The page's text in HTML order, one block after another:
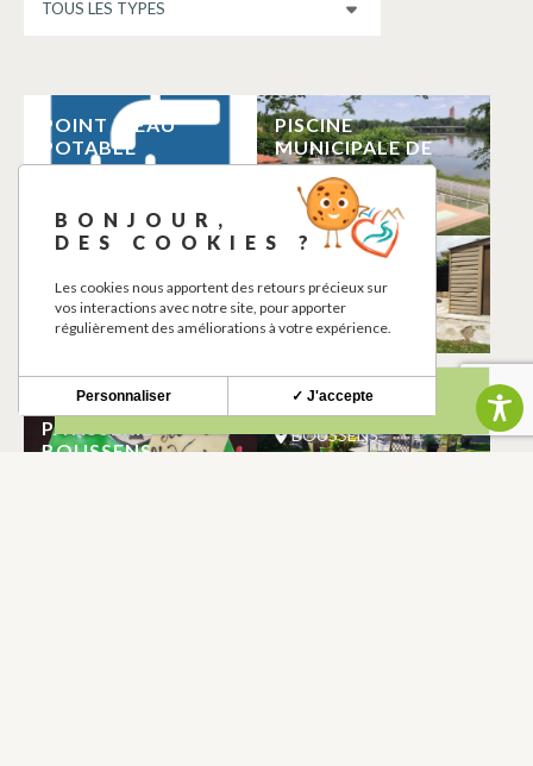
POINT D’EAU
POTABLE
PISCINE
MUNICIPALE DE
BOUSSENS
BOUSSENS
CHARGING
STATION
BOUSSENS
MAISON A LA
CAMPAGNE
BOUSSENS
BOULANGERIE
PATISSERIE
BOUSSENS
CHEZ BRI
BOUSSENS
BONJOUR,
DES COOKIES ?
Les cookies nous apportent des retours précieux sur
vos interactions avec notre site, pour apporter
régulièrement des améliorations à votre expérience.
✓ J'accepte
Personnaliser